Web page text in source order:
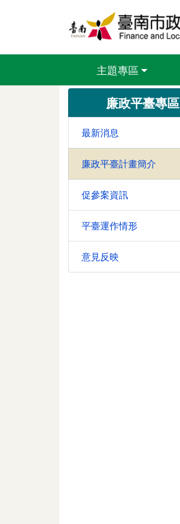
主題專區
廉政平臺專區
最新消息
廉政平臺計畫簡介
促參案資訊
平臺運作情形
意見反映